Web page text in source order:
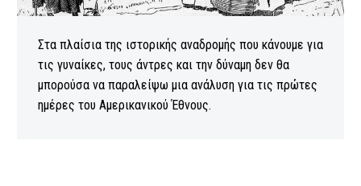
Στα πλαίσια της ιστορικής αναδρομής που κάνουμε για
τις γυναίκες, τους άντρες και την δύναμη δεν θα
μπορούσα να παραλείψω μια ανάλυση για τις πρώτες
ημέρες του Αμερικανικού Έθνους.